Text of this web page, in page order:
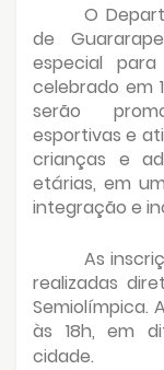
O
de
especial
celebrado em
serão
esportivas e
crianças e
etárias, em
integração e
As
realizadas
Semiolímpica.
às 18h, em
cidade.